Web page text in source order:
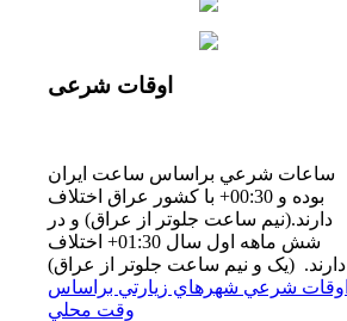
اوقات شرعی
ساعات شرعي براساس ساعت ايران
بوده و 00:30+ با كشور عراق اختلاف
دارند.(نيم ساعت جلوتر از عراق) و در
شش ماهه اول سال 01:30+ اختلاف
دارند. (یک و نیم ساعت جلوتر از عراق)
اوقات شرعي شهرهاي زيارتي براساس
وقت محلي